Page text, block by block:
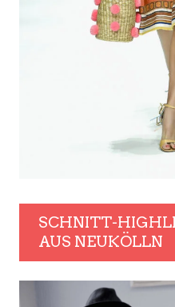
SCHNITT-
AUS NEUKÖLLN